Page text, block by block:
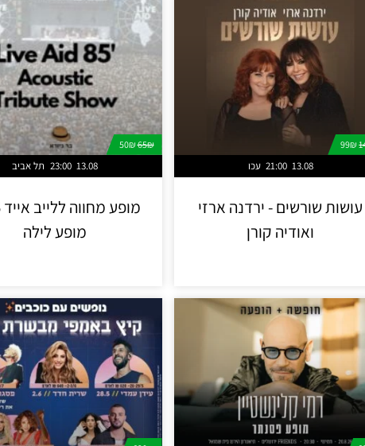
99₪
עכו 21:00 13.08
עושות שורשים - ירדנה ארזי
ואודיה קורן
65₪
50₪
תל אביב 23:00 13.08
מופע לילה